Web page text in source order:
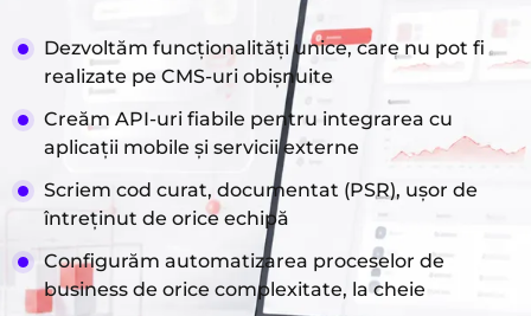
Dezvoltăm funcționalități unice, care nu pot fi
realizate pe CMS-uri obișnuite
Creăm API-uri fiabile pentru integrarea cu
aplicații mobile și servicii externe
Scriem cod curat, documentat (PSR), ușor de
întreținut de orice echipă
Configurăm automatizarea proceselor de
business de orice complexitate, la cheie